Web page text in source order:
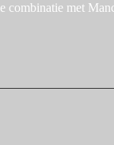
combinatie met